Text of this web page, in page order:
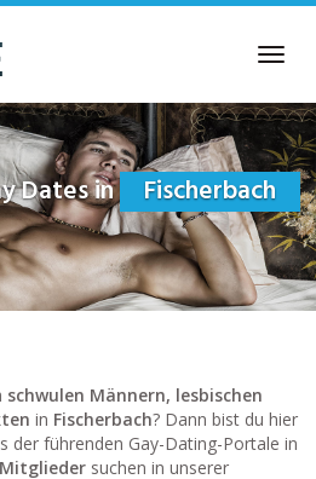
Dates in Fischerbach
schwulen Männern, lesbischen
in Fischerbach? Dann bist du hier
der führenden Gay-Dating-Portale in
suchen in unserer